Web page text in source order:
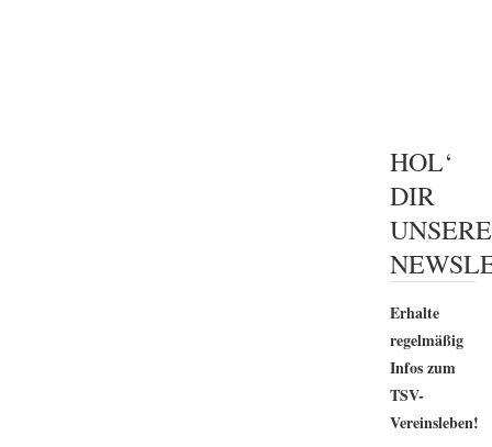
HOL‘
DIR
Erhalte
regelmäßig
Infos zum
TSV-
Vereinsleben!